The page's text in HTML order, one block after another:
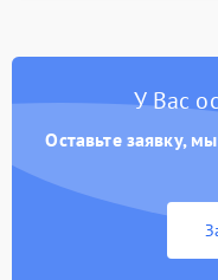
У Вас
Оставьте заявку,